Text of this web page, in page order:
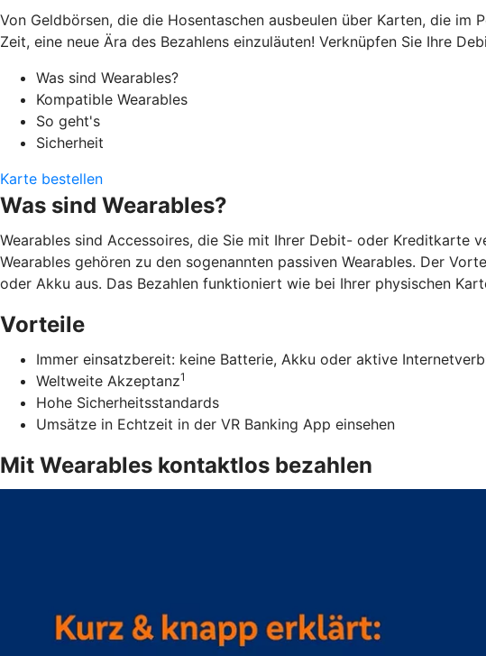
Von Geldbörsen, die die Hosentaschen ausbeulen über Karten, die
Zeit, eine neue Ära des Bezahlens einzuläuten! Verknüpfen Sie Ihre
Was sind Wearables?
Kompatible Wearables
So geht's
Sicherheit
Karte bestellen
Was sind Wearables?
Wearables sind Accessoires, die Sie mit Ihrer Debit- oder Kreditkarte
Wearables gehören zu den sogenannten passiven Wearables. Der
oder Akku aus. Das Bezahlen funktioniert wie bei Ihrer physischen
Vorteile
Immer einsatzbereit: keine Batterie, Akku oder aktive
Weltweite Akzeptanz1
Hohe Sicherheitsstandards
Umsätze in Echtzeit in der VR Banking App einsehen
Mit Wearables kontaktlos bezahlen